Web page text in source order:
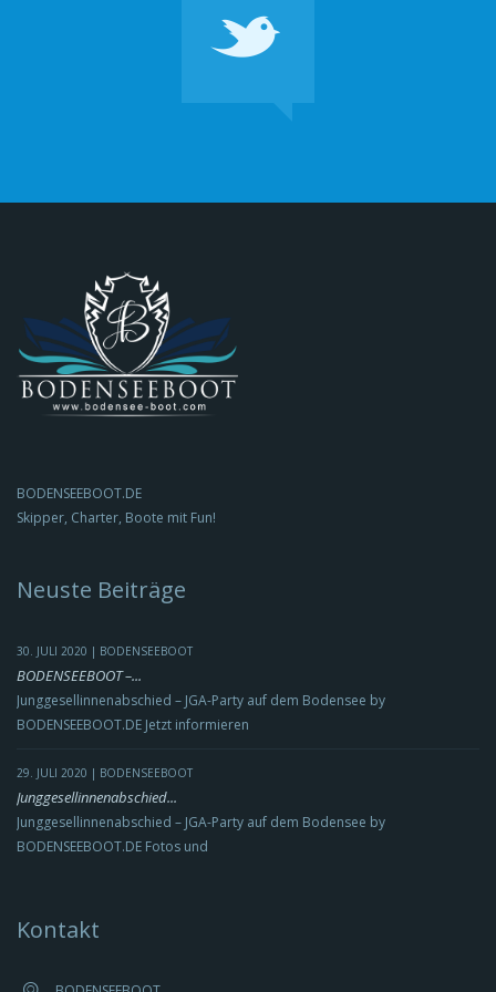
BODENSEEBOOT.DE
Skipper, Charter, Boote mit Fun!
Neuste Beiträge
30. JULI 2020 | BODENSEEBOOT
BODENSEEBOOT –...
Junggesellinnenabschied – JGA-Party auf dem Bodensee by
BODENSEEBOOT.DE Jetzt informieren
29. JULI 2020 | BODENSEEBOOT
Junggesellinnenabschied...
Junggesellinnenabschied – JGA-Party auf dem Bodensee by
BODENSEEBOOT.DE Fotos und
Kontakt